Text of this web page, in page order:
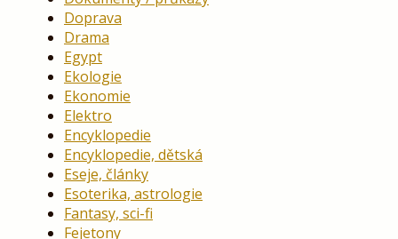
Doprava
Drama
Egypt
Ekologie
Ekonomie
Elektro
Encyklopedie
Encyklopedie, dětská
Eseje, články
Esoterika, astrologie
Fantasy, sci-fi
Fejetony